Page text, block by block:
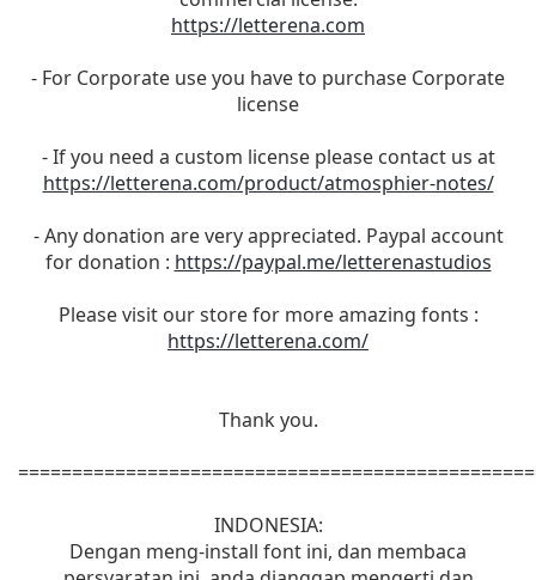
https://letterena.com
- For Corporate use you have to purchase Corporate
license
- If you need a custom license please contact us at
https://letterena.com/product/atmosphier-notes/
- Any donation are very appreciated. Paypal account
for donation : https://paypal.me/letterenastudios
Please visit our store for more amazing fonts :
https://letterena.com/
Thank you.
INDONESIA:
Dengan meng-install font ini, dan membaca